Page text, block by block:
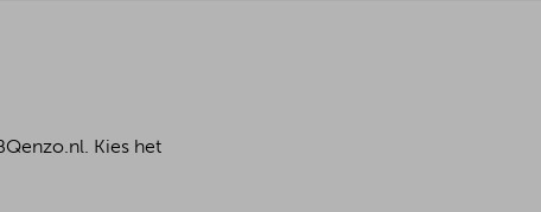
Kies het